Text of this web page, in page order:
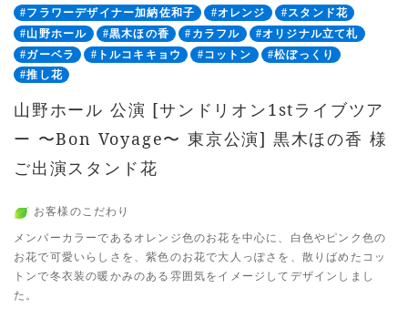
#フラワーデザイナー加納佐和子
#オレンジ
#スタンド花
#山野ホール
#黒木ほの香 #カラフル
#オリジナル立て札
#ガーベラ
#トルコキキョウ #コットン
#松ぼっくり
#推し花
山野ホール 公演 [サンドリオン1stライブツア
ー 〜Bon Voyage〜 東京公演] 黒木ほの香 様
ご出演スタンド花
お客様のこだわり
メンバーカラーであるオレンジ色のお花を中心に、白色やピンク色の
お花で可愛いらしさを、紫色のお花で大人っぽさを、散りばめたコッ
トンで冬衣装の暖かみのある雰囲気をイメージしてデザインしまし
た。